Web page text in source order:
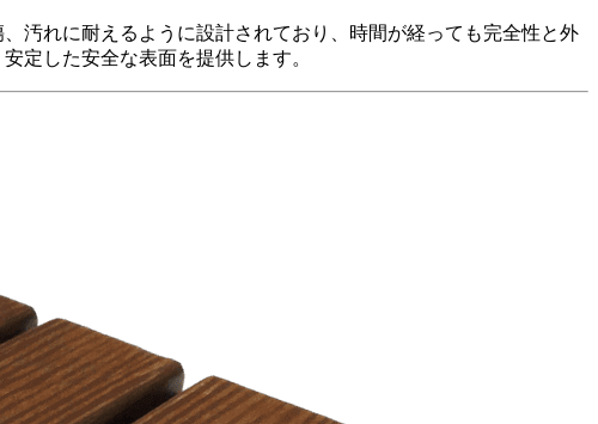
汚れに耐えるように設計されており、時間が経っても完全性と外
定した安全な表面を提供します。